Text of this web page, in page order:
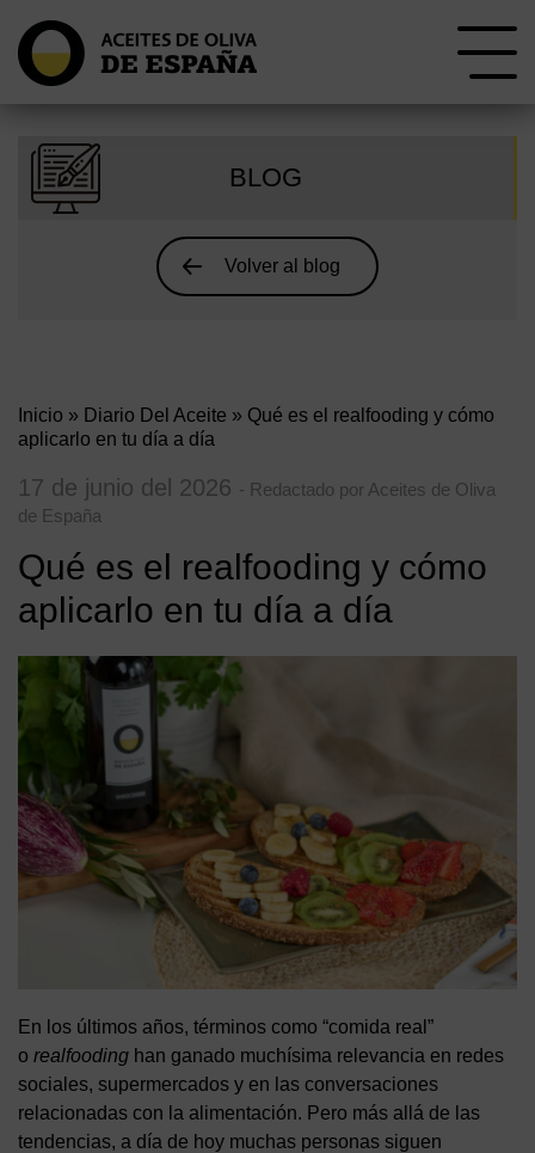
BLOG
Volver al blog
Inicio » Diario Del Aceite » Qué es el realfooding y cómo
aplicarlo en tu día a día
17 de junio del 2026 - Redactado por Aceites de Oliva
de España
Qué es el realfooding y cómo
aplicarlo en tu día a día
En los últimos años, términos como “comida real”
o realfooding han ganado muchísima relevancia en redes
sociales, supermercados y en las conversaciones
relacionadas con la alimentación. Pero más allá de las
tendencias, a día de hoy muchas personas siguen